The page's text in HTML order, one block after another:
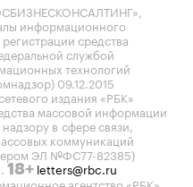
информационного
средства
службой
технологий
09.12.2015
издания «РБК»
массовой информации
в сфере связи,
коммуникаций
ЭЛ №ФС77-82385)
18+ letters@rbc.ru
агентство «РБК».